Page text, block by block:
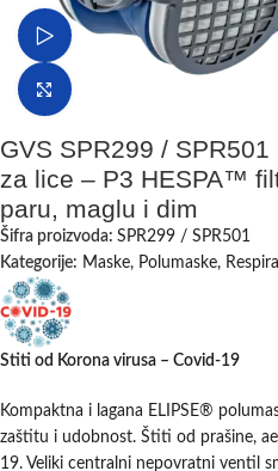
Pogledaj video
Klikni da uvećaš
GVS SPR299 /
za lice – P3 HESPA™
paru, maglu i dim
Šifra proizvoda: SPR299 / SPR501
Kategorije: Maske, Polumaske,
Stiti od Korona virusa – Covid-19
Kompaktna i lagana ELIPSE®
zaštitu i udobnost. Štiti od prašine,
19. Veliki centralni nepovratni ventil